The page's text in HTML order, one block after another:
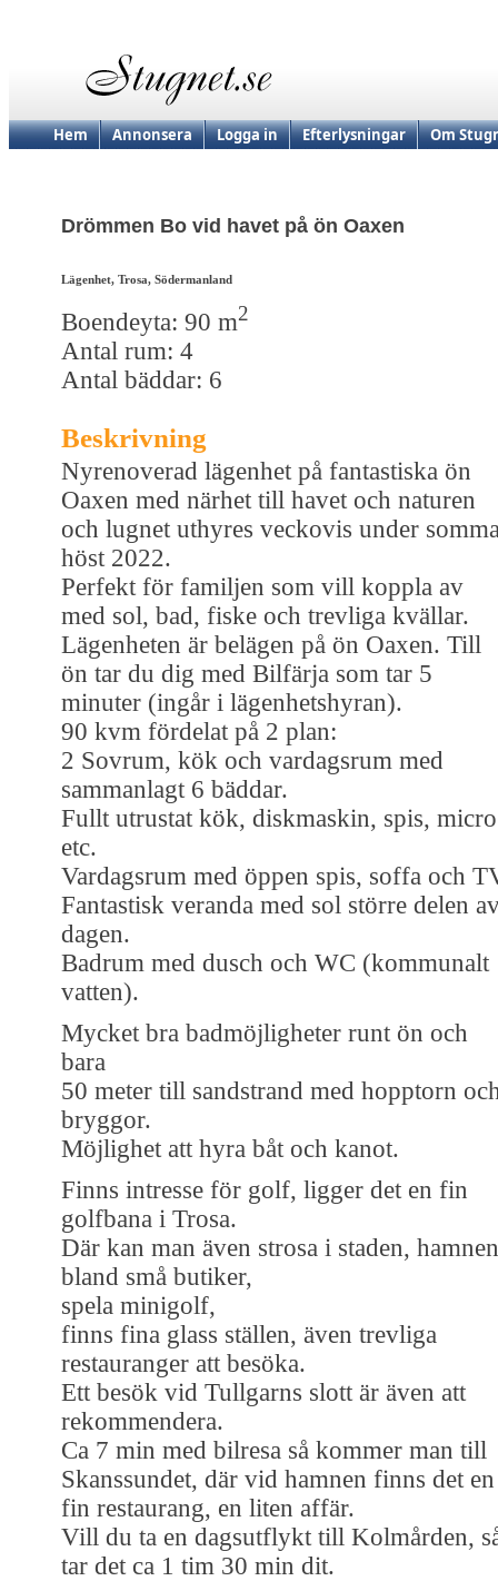
Hem Annonsera Logga in Efterlysningar Om
Drömmen Bo vid havet på ön Oaxen
Lägenhet, Trosa, Södermanland
Boendeyta: 90 m2
Antal rum: 4
Antal bäddar: 6
Beskrivning
Nyrenoverad lägenhet på fantastiska ön
Oaxen med närhet till havet och naturen
och lugnet uthyres veckovis under
höst 2022.
Perfekt för familjen som vill koppla av
med sol, bad, fiske och trevliga kvällar.
Lägenheten är belägen på ön Oaxen. Till
ön tar du dig med Bilfärja som tar 5
minuter (ingår i lägenhetshyran).
90 kvm fördelat på 2 plan:
2 Sovrum, kök och vardagsrum med
sammanlagt 6 bäddar.
Fullt utrustat kök, diskmaskin, spis, micro
etc.
Vardagsrum med öppen spis, soffa och
Fantastisk veranda med sol större delen
dagen.
Badrum med dusch och WC (kommunalt
vatten).
Mycket bra badmöjligheter runt ön och
bara
50 meter till sandstrand med hopptorn
bryggor.
Möjlighet att hyra båt och kanot.
Finns intresse för golf, ligger det en fin
golfbana i Trosa.
Där kan man även strosa i staden, hamnen
bland små butiker,
spela minigolf,
finns fina glass ställen, även trevliga
restauranger att besöka.
Ett besök vid Tullgarns slott är även att
rekommendera.
Ca 7 min med bilresa så kommer man till
Skanssundet, där vid hamnen finns det en
fin restaurang, en liten affär.
Vill du ta en dagsutflykt till Kolmården,
tar det ca 1 tim 30 min dit.